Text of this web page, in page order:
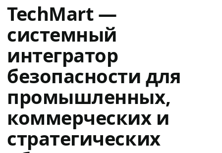
TechMart —
системный
интегратор
безопасности для
промышленных,
коммерческих и
стратегических